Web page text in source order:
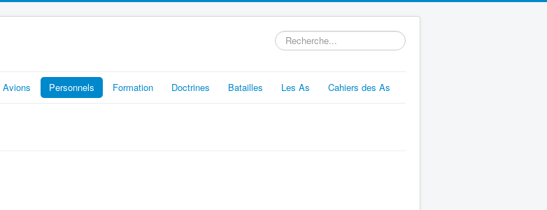
Rechercher
Avions Personnels Formation Doctrines Batailles Les As Cahiers des As